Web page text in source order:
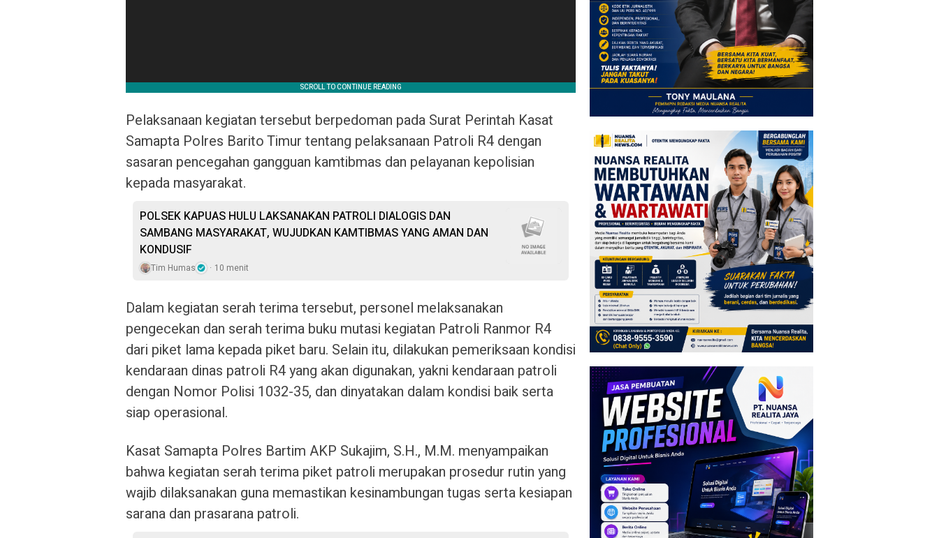
Pelaksanaan kegiatan tersebut berpedoman pada Surat Perintah Kasat
Samapta Polres Barito Timur tentang pelaksanaan Patroli R4 dengan
sasaran pencegahan gangguan kamtibmas dan pelayanan kepolisian
kepada masyarakat.
POLSEK KAPUAS HULU LAKSANAKAN PATROLI DIALOGIS DAN
SAMBANG MASYARAKAT, WUJUDKAN KAMTIBMAS YANG AMAN DAN
KONDUSIF
Tim Humas 10 menit
Dalam kegiatan serah terima tersebut, personel melaksanakan
pengecekan dan serah terima buku mutasi kegiatan Patroli Ranmor R4
dari piket lama kepada piket baru. Selain itu, dilakukan pemeriksaan kondisi
kendaraan dinas patroli R4 yang akan digunakan, yakni kendaraan patroli
dengan Nomor Polisi 1032-35, dan dinyatakan dalam kondisi baik serta
siap operasional.
Kasat Samapta Polres Bartim AKP Sukajim, S.H., M.M. menyampaikan
bahwa kegiatan serah terima piket patroli merupakan prosedur rutin yang
wajib dilaksanakan guna memastikan kesinambungan tugas serta kesiapan
sarana dan prasarana patroli.